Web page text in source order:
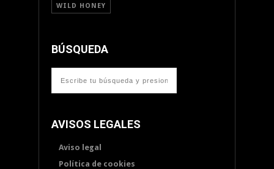
WILD HONEY
BÚSQUEDA
AVISOS LEGALES
Aviso legal
Política de cookies